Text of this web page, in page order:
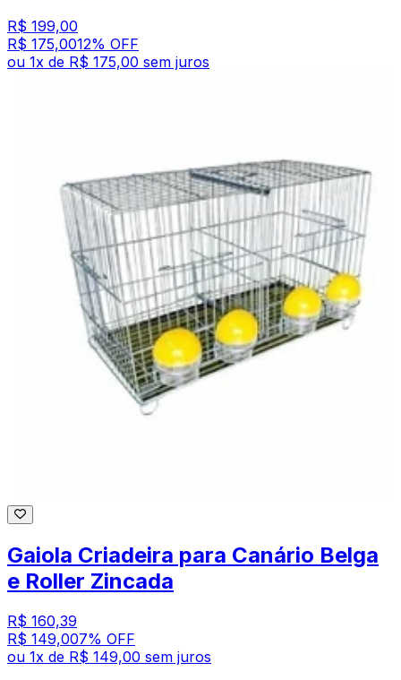
R$ 199,00
R$ 175,0012% OFF
ou 1x de R$ 175,00 sem juros
Gaiola Criadeira para Canário Belga
e Roller Zincada
R$ 160,39
R$ 149,007% OFF
ou 1x de R$ 149,00 sem juros